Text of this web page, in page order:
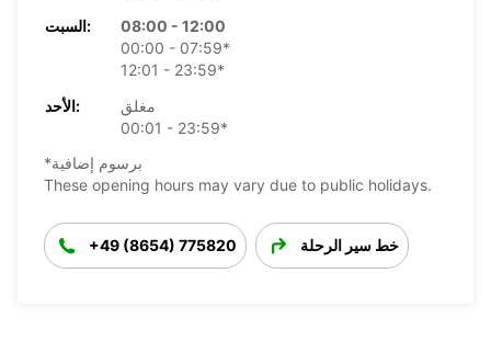
السبت:
08:00 - 12:00
00:00 - 07:59*
12:01 - 23:59*
الأحد:
مغلق
00:01 - 23:59*
*برسوم إضافية
These opening hours may vary due to public holidays.
+49 (8654) 775820 خط سير الرحلة